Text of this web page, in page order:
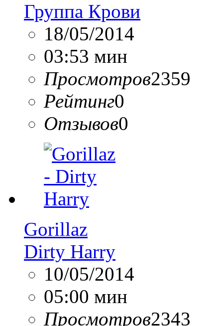
Группа Крови
18/05/2014
03:53 мин
Просмотров2359
Рейтинг0
Отзывов0
Gorillaz
Dirty Harry
10/05/2014
05:00 мин
Просмотров2343